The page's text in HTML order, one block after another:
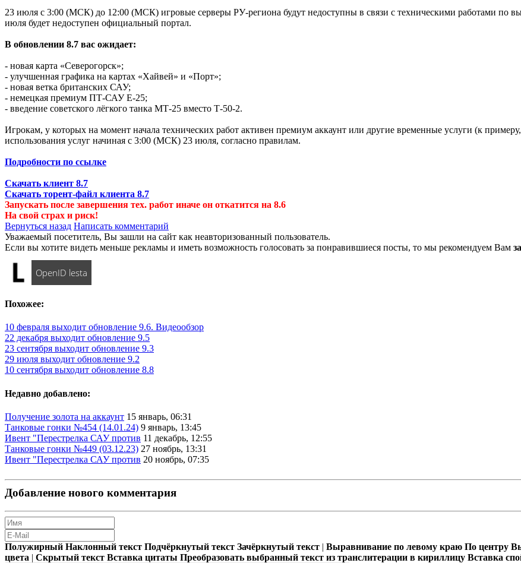
23 июля с 3:00 (МСК) до 12:00 (МСК) игровые серверы РУ-региона будут недоступны в связи с техническими работами
июля будет недоступен официальный портал.
В обновлении 8.7 вас ожидает:
- новая карта «Северогорск»;
- улучшенная графика на картах «Хайвей» и «Порт»;
- новая ветка британских САУ;
- немецкая премиум ПТ-САУ Е-25;
- введение советского лёгкого танка МТ-25 вместо Т-50-2.
Игрокам, у которых на момент начала технических работ активен премиум аккаунт или другие временные услуги (к
использования услуг начиная с 3:00 (МСК) 23 июля, согласно правилам.
Подробности по ссылке
Скачать клиент 8.7
Скачать торент-файл клиента 8.7
Запускать после завершения тех. работ иначе он откатится на 8.6
На свой страх и риск!
Вернуться назад Написать комментарий
Уважаемый посетитель, Вы зашли на сайт как неавторизованный пользователь.
Если вы хотите видеть меньше рекламы и иметь возможность голосовать за понравившиеся посты, то мы рекомендуем Вам
OpenID lesta
Похожее:
10 февраля выходит обновление 9.6. Видеообзор
22 декабря выходит обновление 9.5
23 сентября выходит обновление 9.3
29 июля выходит обновление 9.2
10 сентября выходит обновление 8.8
Недавно добавлено:
Получение золота на аккаунт 15 январь, 06:31
Танковые гонки №454 (14.01.24) 9 январь, 13:45
Ивент "Перестрелка САУ против 11 декабрь, 12:55
Танковые гонки №449 (03.12.23) 27 ноябрь, 13:31
Ивент "Перестрелка САУ против 20 ноябрь, 07:35
Добавление нового комментария
Полужирный Наклонный текст Подчёркнутый текст Зачёркнутый текст | Выравнивание по левому краю По центру
цвета | Скрытый текст Вставка цитаты Преобразовать выбранный текст из транслитерации в кириллицу Вставка